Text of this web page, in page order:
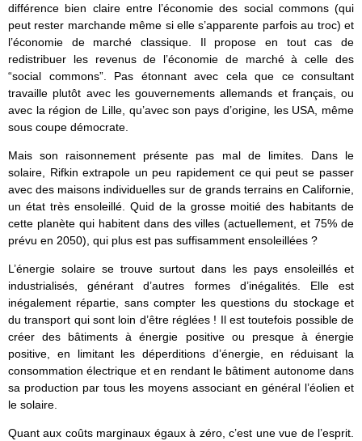
différence bien claire entre l’économie des social commons (qui
peut rester marchande même si elle s’apparente parfois au troc) et
l’économie de marché classique. Il propose en tout cas de
redistribuer les revenus de l’économie de marché à celle des
“social commons”. Pas étonnant avec cela que ce consultant
travaille plutôt avec les gouvernements allemands et français, ou
avec la région de Lille, qu’avec son pays d’origine, les USA, même
sous coupe démocrate.
Mais son raisonnement présente pas mal de limites. Dans le
solaire, Rifkin extrapole un peu rapidement ce qui peut se passer
avec des maisons individuelles sur de grands terrains en Californie,
un état très ensoleillé. Quid de la grosse moitié des habitants de
cette planète qui habitent dans des villes (actuellement, et 75% de
prévu en 2050), qui plus est pas suffisamment ensoleillées ?
L’énergie solaire se trouve surtout dans les pays ensoleillés et
industrialisés, générant d’autres formes d’inégalités. Elle est
inégalement répartie, sans compter les questions du stockage et
du transport qui sont loin d’être réglées ! Il est toutefois possible de
créer des bâtiments à énergie positive ou presque à énergie
positive, en limitant les déperditions d’énergie, en réduisant la
consommation électrique et en rendant le bâtiment autonome dans
sa production par tous les moyens associant en général l’éolien et
le solaire.
Quant aux coûts marginaux égaux à zéro, c’est une vue de l’esprit.